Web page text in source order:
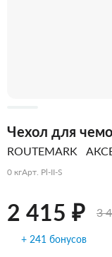
Чехол для
ROUTEMARK
0 кгАрт. Pl-II-S
2 415 ₽ 3
+ 241 бонусов